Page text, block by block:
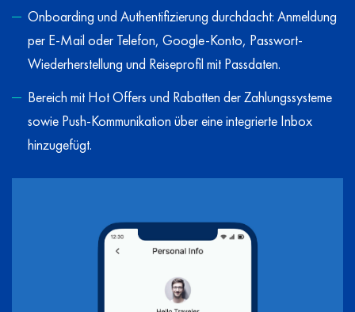
Onboarding und Authentifizierung durchdacht: Anmeldung
per E-Mail oder Telefon, Google-Konto, Passwort-
Wiederherstellung und Reiseprofil mit Passdaten.
Bereich mit Hot Offers und Rabatten der Zahlungssysteme
sowie Push-Kommunikation über eine integrierte Inbox
hinzugefügt.